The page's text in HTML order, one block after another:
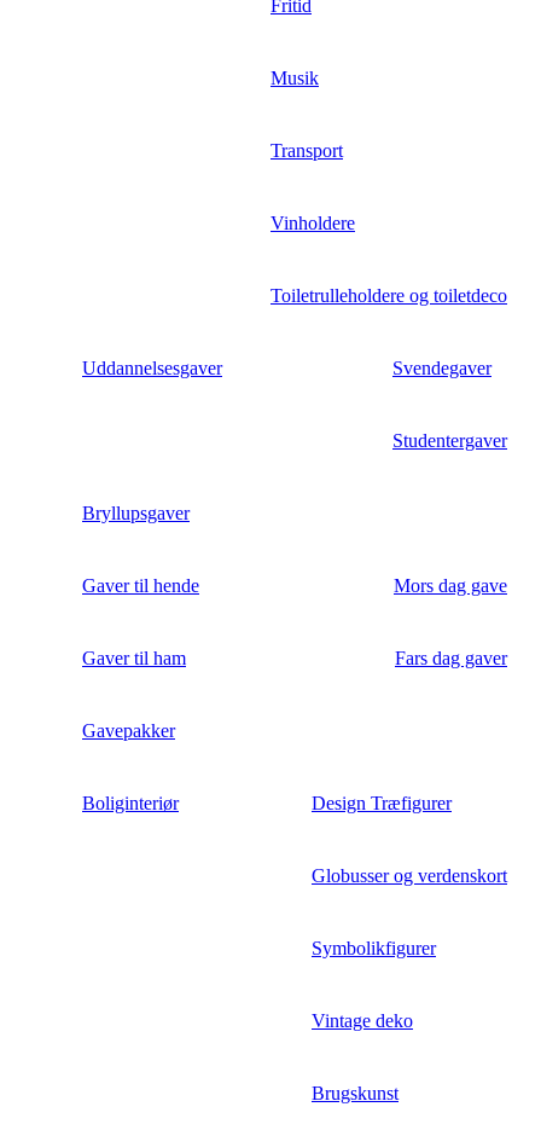
Fritid
Musik
Transport
Vinholdere
Toiletrulleholdere og toiletdeco
Uddannelsesgaver Svendegaver
Studentergaver
Bryllupsgaver
Gaver til hende Mors dag gave
Gaver til ham Fars dag gaver
Gavepakker
Boliginteriør Design Træfigurer
Globusser og verdenskort
Symbolikfigurer
Vintage deko
Brugskunst